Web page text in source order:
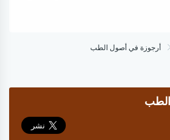
أرجوزة في أصول الطب